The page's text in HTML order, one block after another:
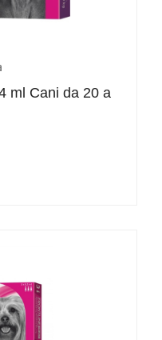
ml Cani da 20 a